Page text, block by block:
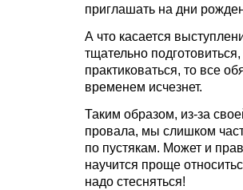
приглашать на дни
А что касается
тщательно
практиковаться, то все
временем исчезнет.
Таким образом, из-за
провала, мы слишком
по пустякам. Может и
научится проще
надо стесняться!